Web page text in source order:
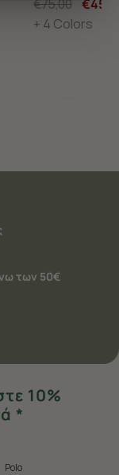
σας ή
€75,00
+ 4 Colors
των 50€
10%
*
Polo